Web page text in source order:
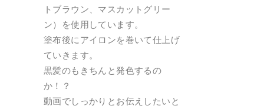
トブラウン、マスカットグリー
ン）を使用しています。
塗布後にアイロンを巻いて仕上げ
ていきます。
黒髪のもきちんと発色するの
か！？
動画でしっかりとお伝えしたいと